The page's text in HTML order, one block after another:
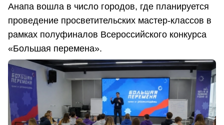
Анапа вошла в число городов, где планируется
проведение просветительских мастер-классов в
рамках полуфиналов Всероссийского конкурса
«Большая перемена».